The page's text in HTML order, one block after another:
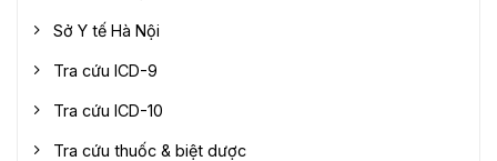
Sở Y tế Hà Nội
Tra cứu ICD-9
Tra cứu ICD-10
Tra cứu thuốc & biệt dược